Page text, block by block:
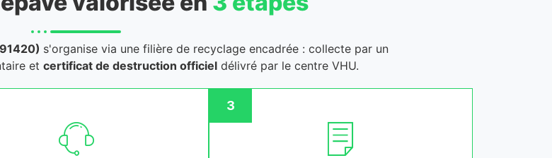
s'organise via une filière de recyclage encadrée : collecte par un
et certificat de destruction officieldélivré par le centre VHU.
3